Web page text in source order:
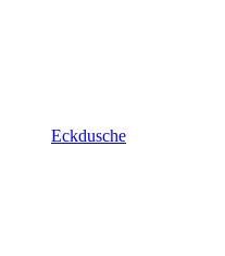
Eckdusche